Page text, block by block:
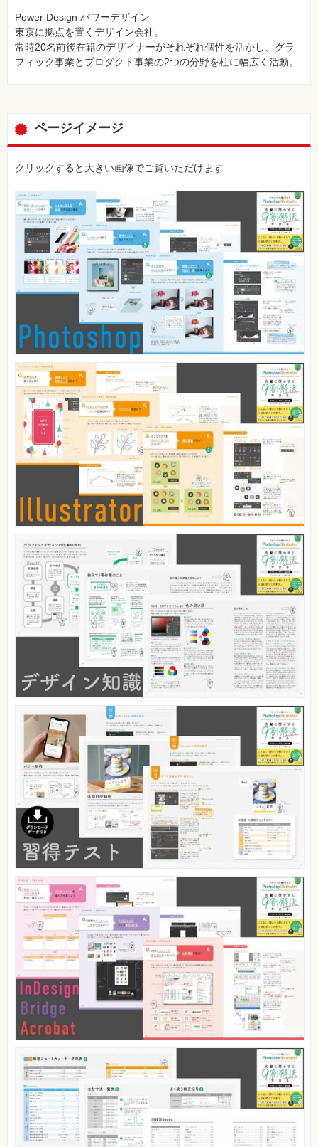
Power Design パワーデザイン
東京に拠点を置くデザイン会社。
常時20名前後在籍のデザイナーがそれぞれ個性を活かし、グラ
フィック事業とプロダクト事業の2つの分野を柱に幅広く活動。
ページイメージ
クリックすると大きい画像でご覧いただけます